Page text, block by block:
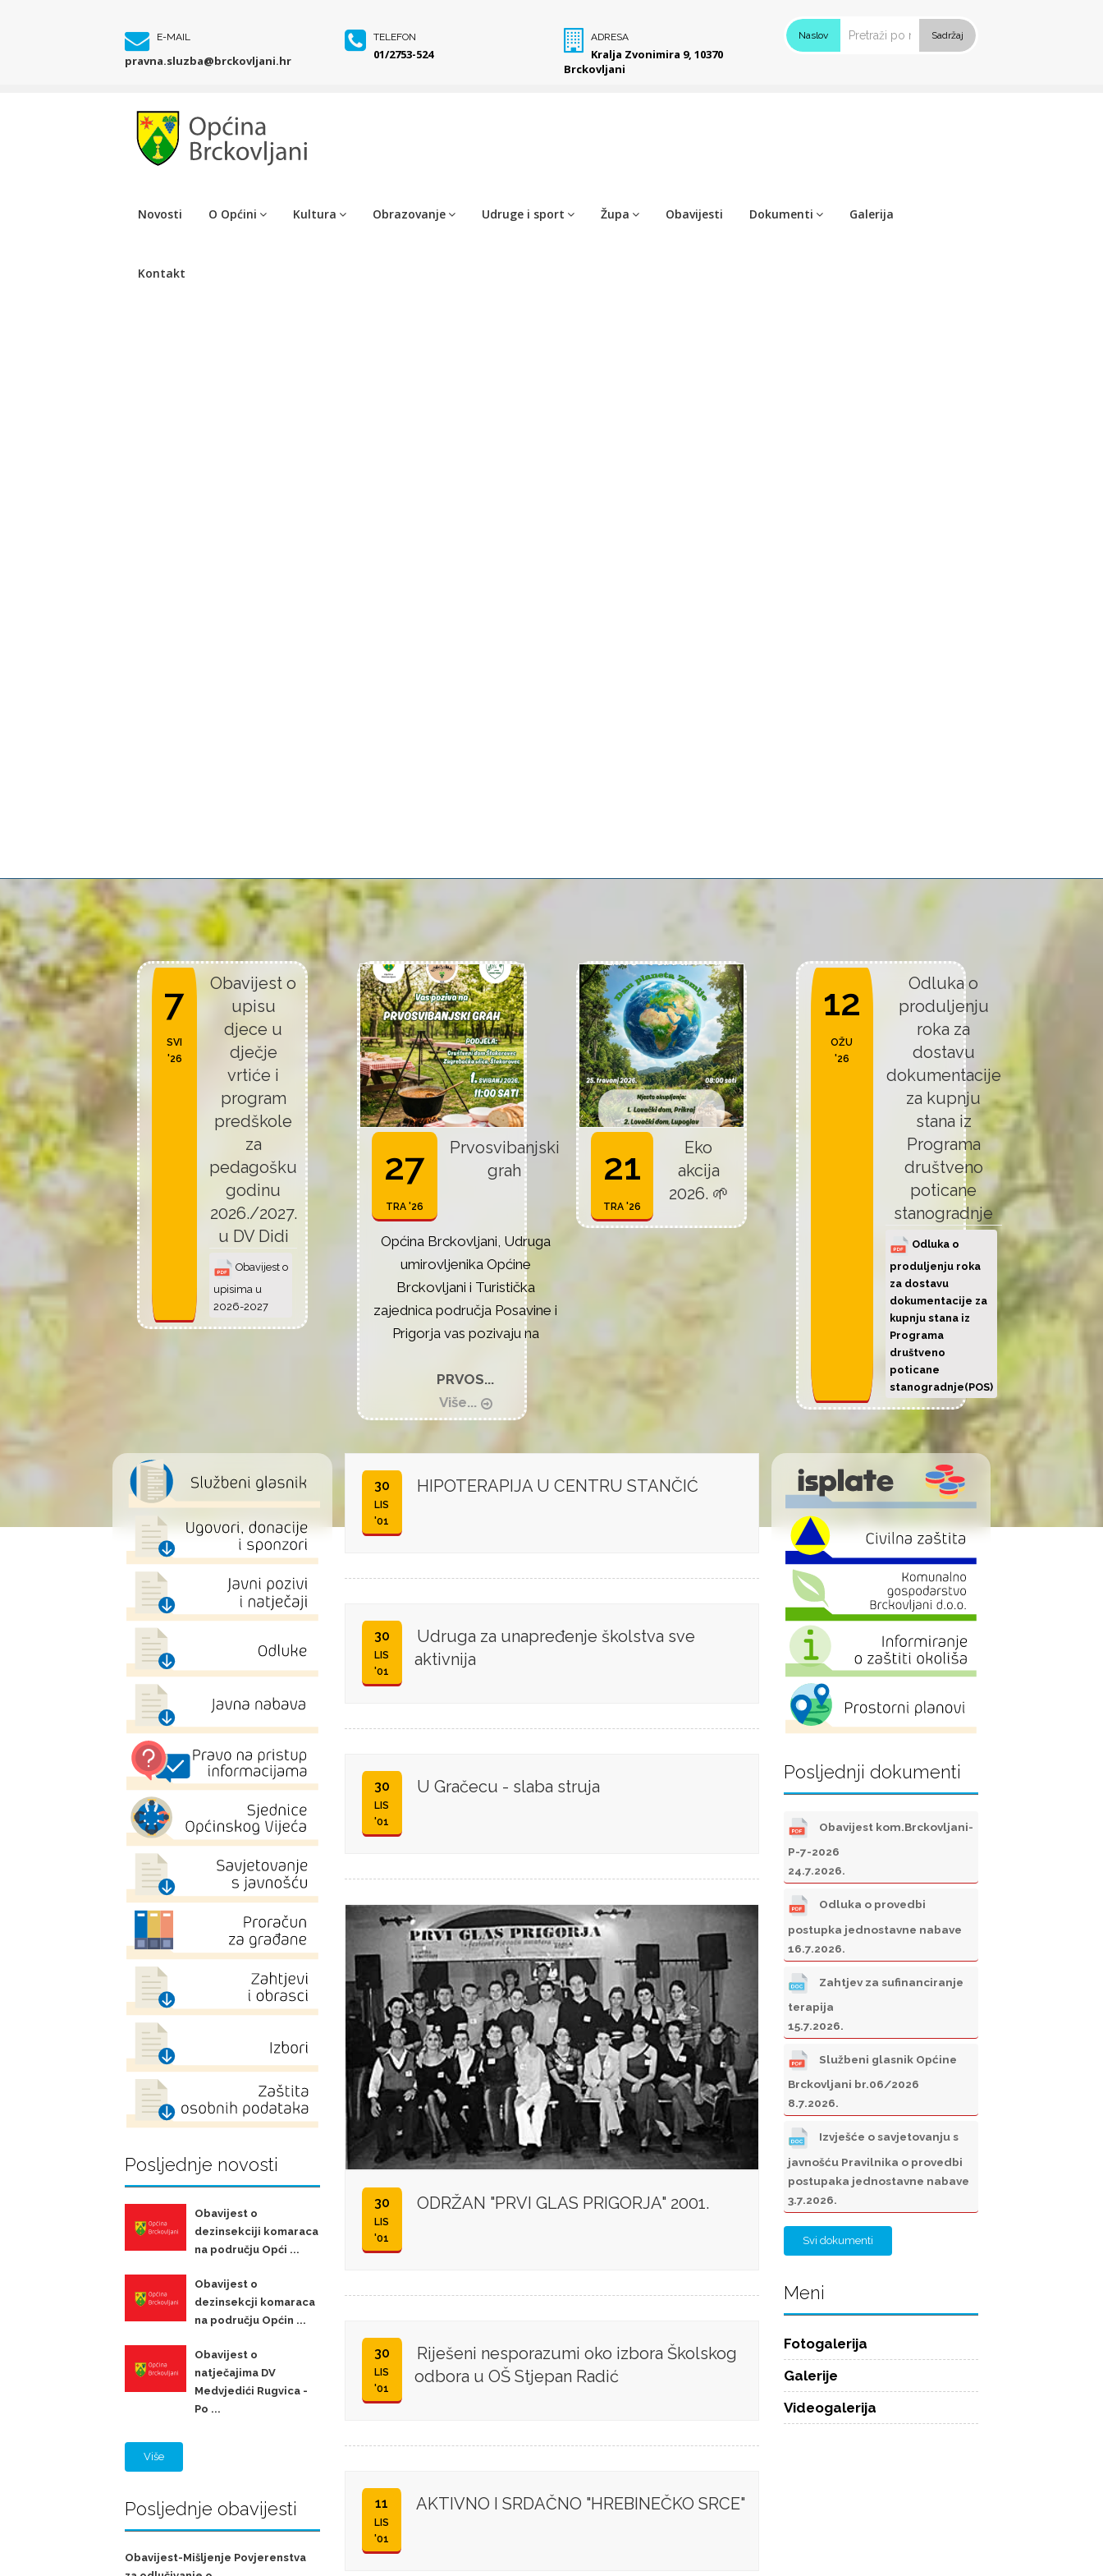
E-MAIL
pravna.sluzba@brckovljani.hr
TELEFON
01/2753-524
ADRESA
Kralja Zvonimira 9, 10370
Brckovljani
Naslov Sadržaj
Novosti O Općini Kultura Obrazovanje Udruge i sport Župa Obavijesti Dokumenti Galerija
Kontakt
7
SVI
'26
Obavijest o
upisu
djece u
dječje
vrtiće i
program
predškole
za
pedagošku
godinu
2026./2027.
u DV Didi
Obavijest o
upisima u
2026-2027
27
TRA '26
Prvosvibanjski
grah
Općina Brckovljani, Udruga
umirovljenika Općine
Brckovljani i Turistička
zajednica područja Posavine i
Prigorja vas pozivaju na
PRVOS...
Više...
21
TRA '26
Eko
akcija
2026. 🌱
12
OŽU
'26
Odluka o
produljenju
roka za
dostavu
dokumentacije
za kupnju
stana iz
Programa
društveno
poticane
stanogradnje
Odluka o
produljenju roka
za dostavu
dokumentacije za
kupnju stana iz
Programa
društveno
poticane
stanogradnje(POS)
Posljednje novosti
Obavijest o
dezinsekciji komaraca
na području Opći ...
Obavijest o
dezinsekcji komaraca
na području Općin ...
Obavijest o
natječajima DV
Medvjedići Rugvica -
Po ...
Više
Posljednje obavijesti
Obavijest-Mišljenje Povjerenstva
30
LIS
'01
HIPOTERAPIJA U CENTRU STANČIĆ
30
LIS
'01
Udruga za unapređenje školstva sve
aktivnija
30
LIS
'01
U Gračecu - slaba struja
30
LIS
'01
ODRŽAN "PRVI GLAS PRIGORJA" 2001.
30
LIS
'01
Riješeni nesporazumi oko izbora Školskog
odbora u OŠ Stjepan Radić
11
LIS
'01
AKTIVNO I SRDAČNO "HREBINEČKO SRCE"
Posljednji dokumenti
Obavijest kom.Brckovljani-
P-7-2026
24.7.2026.
Odluka o provedbi
postupka jednostavne nabave
16.7.2026.
Zahtjev za sufinanciranje
terapija
15.7.2026.
Službeni glasnik Općine
Brckovljani br.06/2026
8.7.2026.
Izvješće o savjetovanju s
javnošću Pravilnika o provedbi
postupaka jednostavne nabave
3.7.2026.
Svi dokumenti
Meni
Fotogalerija
Galerije
Videogalerija